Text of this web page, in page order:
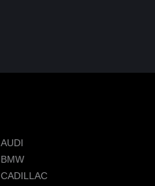
AUDI
BMW
CADILLAC